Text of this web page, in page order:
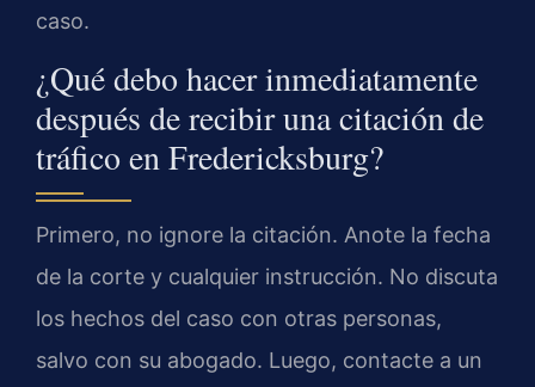
caso.
¿Qué debo hacer inmediatamente
después de recibir una citación de
tráfico en Fredericksburg?
Primero, no ignore la citación. Anote la fecha
de la corte y cualquier instrucción. No discuta
los hechos del caso con otras personas,
salvo con su abogado. Luego, contacte a un